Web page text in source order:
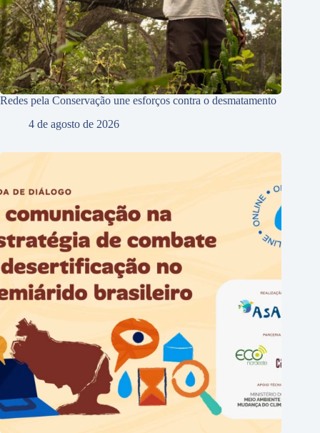
Redes pela Conservação une esforços contra o desmatamento
4 de agosto de 2026